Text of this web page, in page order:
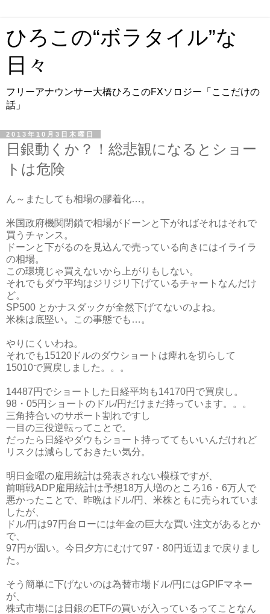
ひろこの“ボラタイル”な
日々
フリーアナウンサー大橋ひろこのFXソロジー「ここだけの
話」
2013年10月3日木曜日
日銀動くか？！総悲観になるとショー
トは危険
ん～またしても相場の膠着化…。
米国政府機関閉鎖で相場がドーンと下がればそれはそれで
買うチャンス。
ドーンと下がるのを見込んで売っている向きにはイライラ
の相場。
この環境じゃ買えないから上がりもしない。
それでもダウ平均はジリジリ下げているチャートなんだけ
ど。
SP500 とかナスダックが全然下げてないのよね。
米株は底堅い。この事態でも…。
やりにくいわね。
それでも15120ドルのダウショートは痺れを切らして
15010で買戻しました。。。
14487円でショートした日経平均も14170円で買戻し。
98・05円ショートのドル/円だけまだ持っています。。。
三角持合いのサポート割れですし
一目の三役逆転ってことで。
だったら日経やダウもショート持っててもいいんだけれど
リスクは減らしておきたい気分。
明日金曜の雇用統計は発表されない模様ですが、
前哨戦ADP雇用統計は予想18万人増のところ16・6万人で
悪かったことで、昨晩はドル/円、米株ともに売られていま
したが、
ドル/円は97円台ローには年金の巨大な買い注文があるとか
で、
97円が固い。今日夕方にむけて97・80円近辺まで戻りまし
た。
そう簡単に下げないのは為替市場ドル/円にはGPIFマネー
が、
株式市場には日銀のETFの買いが入っているってことなん